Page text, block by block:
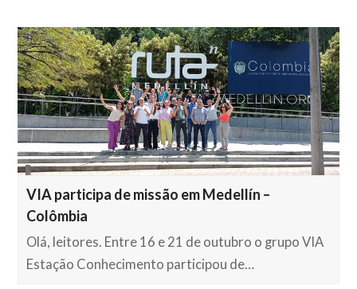
VIA participa de missão em Medellín –
Colômbia
Olá, leitores. Entre 16 e 21 de outubro o grupo VIA
Estação Conhecimento participou de…